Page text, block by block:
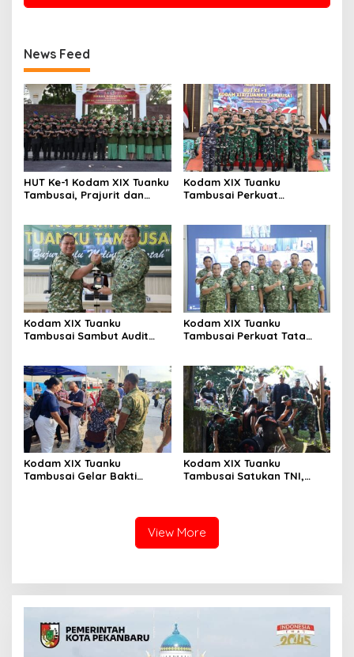
News Feed
HUT Ke-1 Kodam XIX Tuanku
Tambusai, Prajurit dan
Kusuma Dharma
Kodam XIX Tuanku
Tambusai Perkuat
Kodam XIX Tuanku
Tambusai Sambut Audit
Kunci
Kodam XIX Tuanku
Tambusai Perkuat Tata
Penatausahaan Sesi II TA
2026
Kodam XIX Tuanku
Tambusai Gelar Bakti
Kodam XIX Tuanku
Tambusai Satukan TNI,
dan Pelabuhan Sei Duku
View More